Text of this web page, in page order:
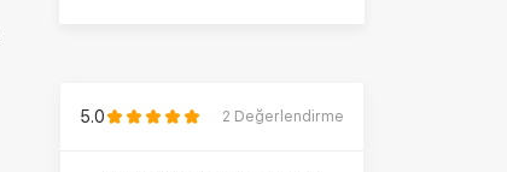
5.0 2 Değerlendirme